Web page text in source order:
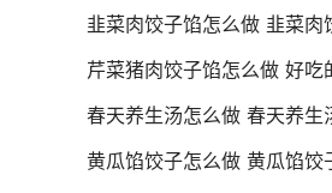
韭菜肉饺子馅怎么做 韭菜肉
芹菜猪肉饺子馅怎么做 好
春天养生汤怎么做 春天养生
黄瓜馅饺子怎么做 黄瓜馅饺